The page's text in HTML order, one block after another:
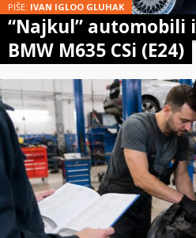
PIŠE: IVAN IGLOO GLUHAK
“Najkul” automobili
BMW M635 CSi (E24)